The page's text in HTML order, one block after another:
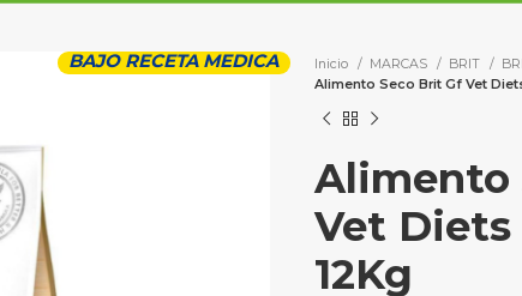
BAJO RECETA MEDICA Inicio MARCAS BRIT
Alimento Seco Brit Gf Vet
Alimento
Vet
12Kg